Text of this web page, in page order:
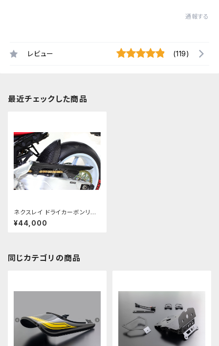
通報する
レビュー (119)
最近チェックした商品
ネクスレイ ドライカーボンリア
フェンダー Z900RS
¥44,000
同じカテゴリの商品